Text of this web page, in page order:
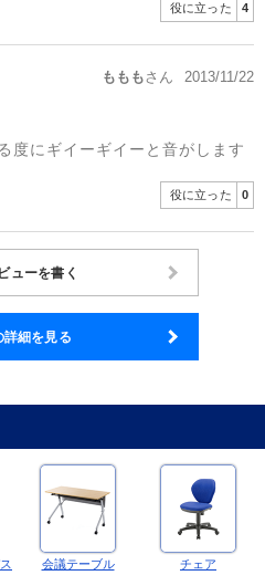
役に立った 4
もももさん 2013/11/22
度にギイーギイーと音がします
役に立った 0
ューを書く
詳細を見る
会議テーブル チェア